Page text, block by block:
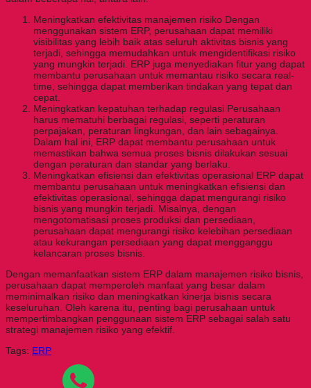
Meningkatkan efektivitas manajemen risiko Dengan
menggunakan sistem ERP, perusahaan dapat memiliki
visibilitas yang lebih baik atas seluruh aktivitas bisnis yang
terjadi, sehingga memudahkan untuk mengidentifikasi risiko
yang mungkin terjadi. ERP juga menyediakan fitur yang dapat
membantu perusahaan untuk memantau risiko secara real-
time, sehingga dapat memberikan tindakan yang tepat dan
cepat.
Meningkatkan kepatuhan terhadap regulasi Perusahaan
harus mematuhi berbagai regulasi, seperti peraturan
perpajakan, peraturan lingkungan, dan lain sebagainya.
Dalam hal ini, ERP dapat membantu perusahaan untuk
memastikan bahwa semua proses bisnis dilakukan sesuai
dengan peraturan dan standar yang berlaku.
Meningkatkan efisiensi dan efektivitas operasional ERP dapat
membantu perusahaan untuk meningkatkan efisiensi dan
efektivitas operasional, sehingga dapat mengurangi risiko
bisnis yang mungkin terjadi. Misalnya, dengan
mengotomatisasi proses produksi dan persediaan,
perusahaan dapat mengurangi risiko kelebihan persediaan
atau kekurangan persediaan yang dapat mengganggu
kelancaran proses bisnis.
Dengan memanfaatkan sistem ERP dalam manajemen risiko bisnis,
perusahaan dapat memperoleh manfaat yang besar dalam
meminimalkan risiko dan meningkatkan kinerja bisnis secara
keseluruhan. Oleh karena itu, penting bagi perusahaan untuk
mempertimbangkan penggunaan sistem ERP sebagai salah satu
strategi manajemen risiko yang efektif.
Tags: ERP